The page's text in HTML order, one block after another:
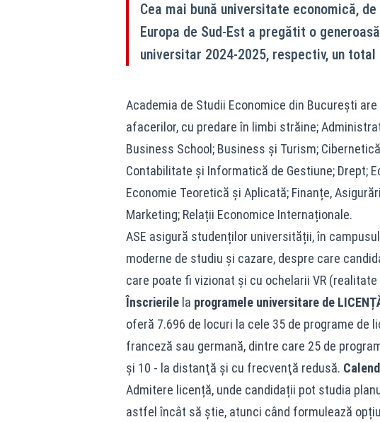
Cea mai bună universitate economică,
Europa de Sud-Est a pregătit o
universitar 2024-2025, respectiv, un
Academia de Studii Economice din București
afacerilor, cu predare în limbi străine;
Business School; Business și Turism;
Contabilitate și Informatică de Gestiune; Drept;
Economie Teoretică și Aplicată; Finanțe,
Marketing; Relații Economice Internaționale.
ASE asigură studenților universității, în
moderne de studiu și cazare, despre care
care poate fi vizionat și cu ochelarii VR
Înscrierilela programele universitare de
oferă 7.696 de locuri la cele 35 de programe de
franceză sau germană, dintre care 25 de
și 10 - la distanţă şi cu frecvenţă redusă.
Admitere licență, unde candidații pot studia
astfel încât să știe, atunci când formulează